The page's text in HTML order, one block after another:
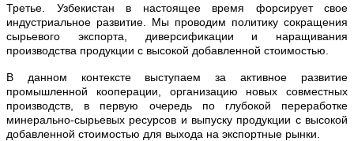
Третье. Узбекистан в настоящее время форсирует свое
индустриальное развитие. Мы проводим политику сокращения
сырьевого экспорта, диверсификации и наращивания
производства продукции с высокой добавленной стоимостью.
В данном контексте выступаем за активное развитие
промышленной кооперации, организацию новых совместных
производств, в первую очередь по глубокой переработке
минерально-сырьевых ресурсов и выпуску продукции с высокой
добавленной стоимостью для выхода на экспортные рынки.